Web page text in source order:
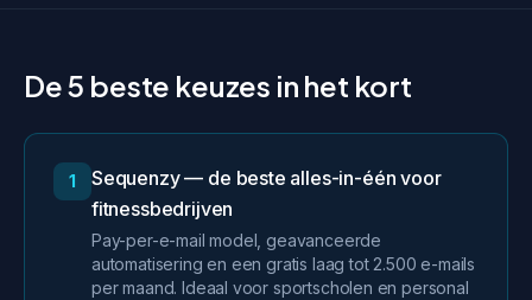
De 5 beste keuzes in het kort
1
Sequenzy — de beste alles-in-één voor
fitnessbedrijven
Pay-per-e-mail model, geavanceerde
automatisering en een gratis laag tot 2.500 e-mails
per maand. Ideaal voor sportscholen en personal